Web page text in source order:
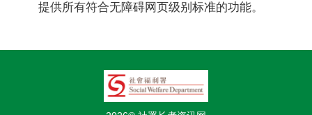
提供所有符合无障碍网页级别标准的功能。